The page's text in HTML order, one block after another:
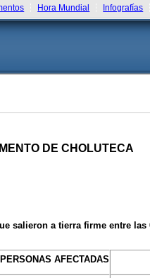
Hora Mundial Infografías
DE CHOLUTECA
salieron a tierra firme entre
PERSONAS AFECTADAS